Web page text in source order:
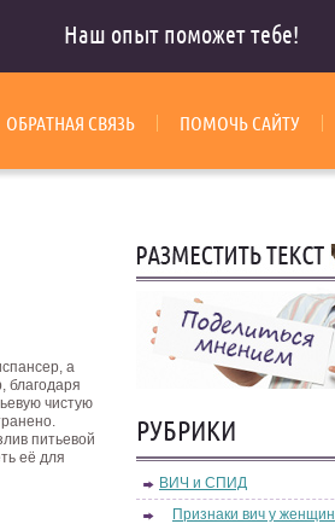
Наш опыт поможет тебе!
ОБРАТНАЯ СВЯЗЬ ПОМОЧЬ САЙТУ
а
благодаря
чистую
питьевой
её для
РУБРИКИ
ВИЧ и СПИД
Признаки вич у женщин